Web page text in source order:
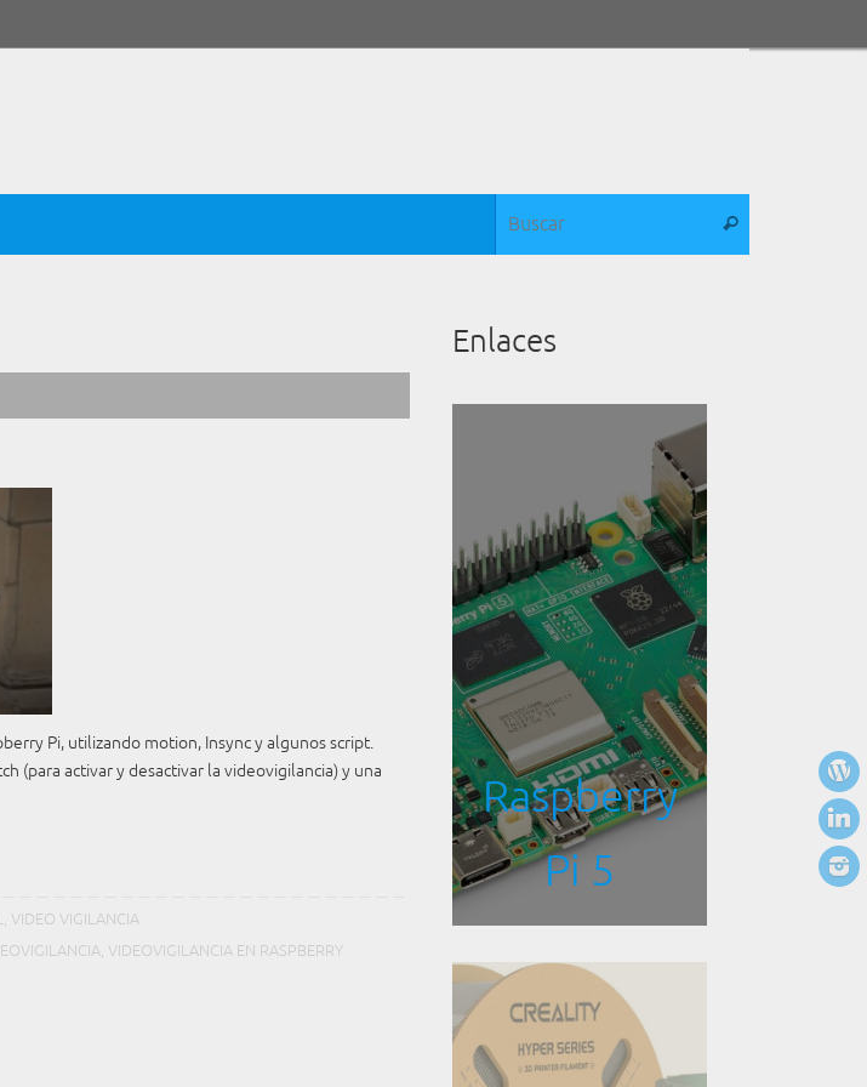
Buscar
Pi, utilizando motion, Insync y algunos script.
(para activar y desactivar la videovigilancia) y una
,VIDEO VIGILANCIA
,VIDEOVIGILANCIA EN RASPBERRY
Enlaces
Raspberry
Pi 5